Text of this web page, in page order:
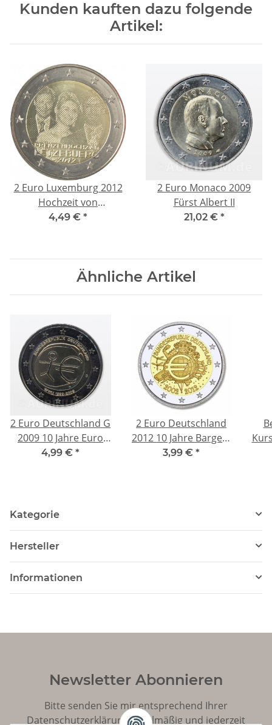
Kunden kauften dazu folgende
Artikel:
2 Euro Luxemburg 2012
Hochzeit von
Erbgroßherzog
4,49 € *
2 Euro Monaco 2009
Fürst Albert II
21,02 € *
Ähnliche Artikel
2 Euro Deutschland G
2009 10 Jahre Euro
2009 EWU EMU
4,99 € *
2 Euro Deutschland
2012 10 Jahre Bargeld
D
3,99 € *
Kategorie
Hersteller
Informationen
Newsletter Abonnieren
Bitte senden Sie mir entsprechend Ihrer
Datenschutzerklärungregelmäßig und jederzeit